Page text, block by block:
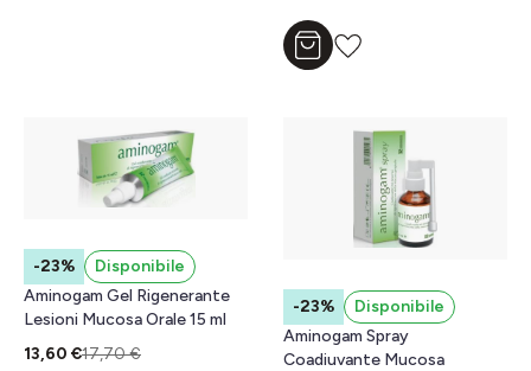
Aggiungi al carrello
-23%
Disponibile
Aminogam Gel Rigenerante
Lesioni Mucosa Orale 15 ml
13,60 €17,70 €
-23%
Disponibile
Aminogam Spray
Coadiuvante Mucosa